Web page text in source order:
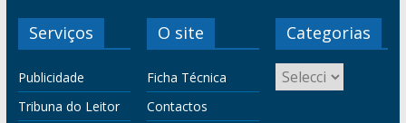
Serviços
Publicidade
Tribuna do Leitor
O site
Ficha Técnica
Contactos
Categorias